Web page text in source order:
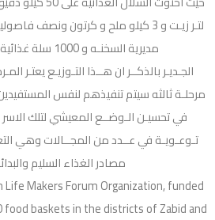
مديرية السخنـه و 1000 سلة غذائية داخل مديرية زبيد ..
الجـديـر بالذكــر ان هــذا التـوزيـع يعتـر
مرحلـة ثالثه سيتم تنفيذهم لنفس
في تحسيـن الـوضــع المعيشي لتلك
تـوعـويـة في عــدد من المجــالات وهي
مصادر الغذاء السليم
Life Makers Forum Organization, funded
food baskets in the districts of Zabid and